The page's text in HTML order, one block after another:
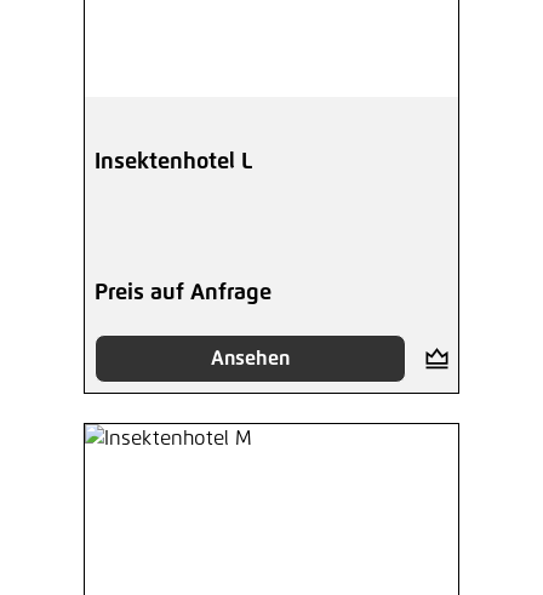
Insektenhotel L
Preis auf Anfrage
Ansehen